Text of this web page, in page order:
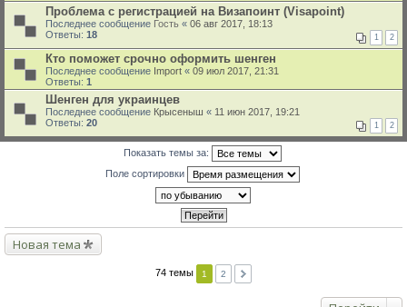
Проблема с регистрацией на Визапоинт (Visapoint)
Последнее сообщение Гость « 06 авг 2017, 18:13
Ответы: 18 1 2
Кто поможет срочно оформить шенген
Последнее сообщение Import « 09 июл 2017, 21:31
Ответы: 1
Шенген для украинцев
Последнее сообщение Крысеныш « 11 июн 2017, 19:21
Ответы: 20 1 2
Показать темы за:
Поле сортировки
Новая тема
74 темы 1 2